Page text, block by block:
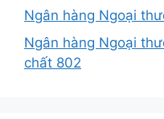
Ngân hàng Ngoại
Ngân hàng Ngoại
chất 802